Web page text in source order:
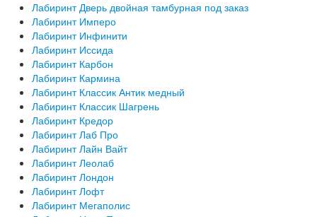
Лабиринт Дверь двойная тамбурная под заказ
Лабиринт Имперо
Лабиринт Инфинити
Лабиринт Иссида
Лабиринт Карбон
Лабиринт Кармина
Лабиринт Классик Антик медный
Лабиринт Классик Шагрень
Лабиринт Кредор
Лабиринт Лаб Про
Лабиринт Лайн Вайт
Лабиринт Леолаб
Лабиринт Лондон
Лабиринт Лофт
Лабиринт Мегаполис